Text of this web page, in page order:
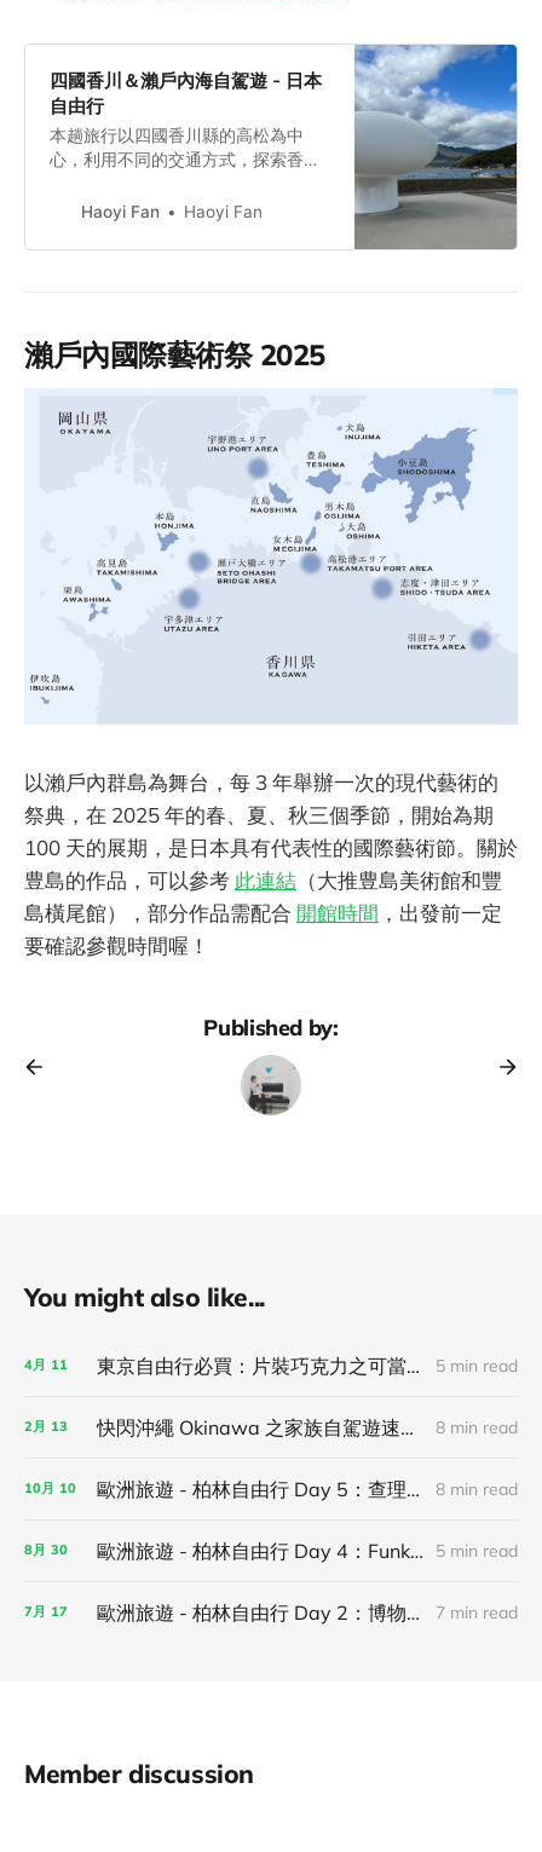
四國香川＆瀨戶內海自駕遊 - 日本
自由行
本趟旅行以四國香川縣的高松為中
心，利用不同的交通方式，探索香川
程下來預約了地中美術館和豐島美術
淺的被割捨了！如果大家要去這幾個
Haoyi Fan Haoyi Fan
瀨戶內國際藝術祭 2025
以瀨戶內群島為舞台，每 3 年舉辦一次的現代藝術的
祭典，在 2025 年的春、夏、秋三個季節，開始為期
100 天的展期，是日本具有代表性的國際藝術節。關於
豊島的作品，可以參考 此連結 （大推豊島美術館和豐
島橫尾館），部分作品需配合 開館時間 ，出發前一定
要確認參觀時間喔！
Published by:
You might also like...
4月 11 東京自由行必買：片裝巧克力之可當伴手禮，亦可獨享！ 5 min read
2月 13 快閃沖繩 Okinawa 之家族自駕遊速記！ 8 min read
10月 10 歐洲旅遊 - 柏林自由行 Day 5：查理檢查哨、新國家美術館 和街頭藝術聖地 Urban Nation！ 8 min read
8月 30 歐洲旅遊 - 柏林自由行 Day 4：Funkhaus Berlin（MONOM）、Tempodrom Berlin 看演唱會！ 5 min read
7月 17 歐洲旅遊 - 柏林自由行 Day 2：博物館島、歷史地標東德記憶巡禮與布蘭登堡門！ 7 min read
Member discussion